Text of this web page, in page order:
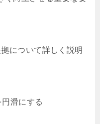
について詳しく説明
滑にする